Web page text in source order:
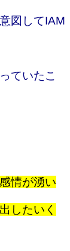
図してIAM
ていたこ
情が湧い
したいく